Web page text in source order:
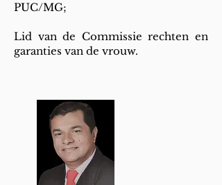
PUC/MG;
Lid van de Commissie rechten en
garanties van de vrouw.